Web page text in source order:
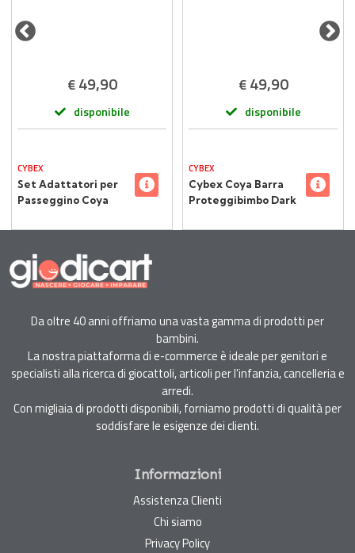
€ 49,90
disponibile
CYBEX
Set Adattatori per
Passeggino Coya
€ 49,90
disponibile
CYBEX
Cybex Coya Barra
Proteggibimbo Dark
Da oltre 40 anni offriamo una vasta gamma di prodotti per
bambini.
La nostra piattaforma di e-commerce è ideale per genitori e
specialisti alla ricerca di giocattoli, articoli per l'infanzia, cancelleria e
arredi.
Con migliaia di prodotti disponibili, forniamo prodotti di qualità per
soddisfare le esigenze dei clienti.
Informazioni
Assistenza Clienti
Chi siamo
Privacy Policy